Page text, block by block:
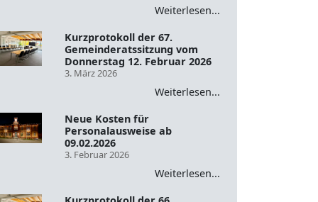
Weiterlesen...
Kurzprotokoll der 67.
Gemeinderatssitzung vom
Donnerstag 12. Februar 2026
3. März 2026
Weiterlesen...
Neue Kosten für
Personalausweise ab
09.02.2026
3. Februar 2026
Weiterlesen...